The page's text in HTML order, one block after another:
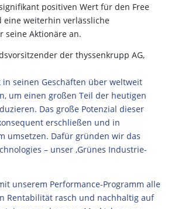
positiven Wert für den Free
eine weiterhin verlässliche
seine Aktionäre an.
der thyssenkrupp AG,
seinen Geschäften über weltweit
um einen großen Teil der heutigen
Das große Potenzial dieser
erschließen und in
umsetzen. Dafür gründen wir das
– unser ‚Grünes Industrie-
unserem Performance-Programm alle
Rentabilität rasch und nachhaltig auf